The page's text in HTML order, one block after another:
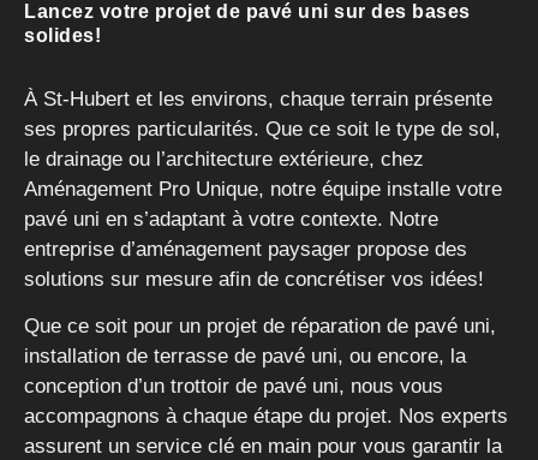
Lancez votre projet de pavé uni sur des bases
solides!
À St-Hubert et les environs, chaque terrain présente
ses propres particularités. Que ce soit le type de sol,
le drainage ou l’architecture extérieure, chez
Aménagement Pro Unique, notre équipe installe votre
pavé uni en s’adaptant à votre contexte. Notre
entreprise d’aménagement paysager propose des
solutions sur mesure afin de concrétiser vos idées!
Que ce soit pour un projet de réparation de pavé uni,
installation de terrasse de pavé uni, ou encore, la
conception d’un trottoir de pavé uni, nous vous
accompagnons à chaque étape du projet. Nos experts
assurent un service clé en main pour vous garantir la